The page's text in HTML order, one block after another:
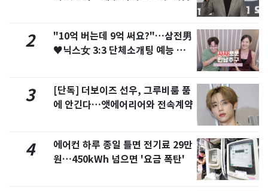
2
"10억 버는데 9억 써요?"…삼전男
♥닉스女 3:3 단체소개팅 예능 화
3
[단독] 더보이즈 선우, 그루비룸 품
에 안긴다…앳에어리어와 전속계약
4
에어컨 하루 종일 틀면 전기료 29만
원…450kWh 넘으면 '요금 폭탄'